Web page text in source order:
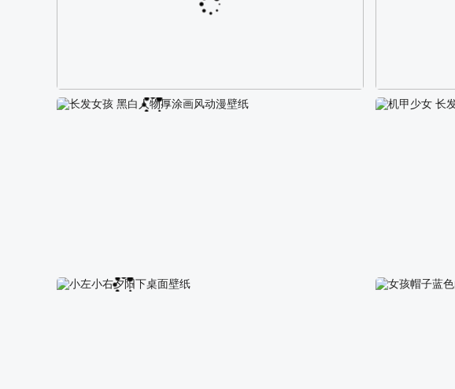
阿尔卑斯山区自然风景壁纸 校园长发可爱
长发女孩 黑白人物厚涂画风动漫壁纸 机甲少女 长